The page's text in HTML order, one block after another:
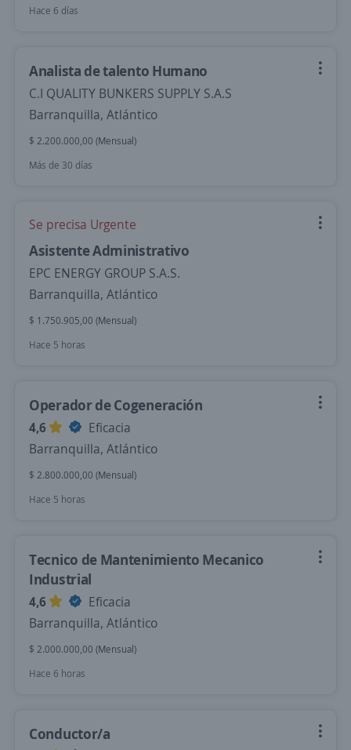
Hace 6 días
Analista de talento Humano
C.I QUALITY BUNKERS SUPPLY S.A.S
Barranquilla, Atlántico
$ 2.200.000,00 (Mensual)
Más de 30 días
Se precisa Urgente
Asistente Administrativo
EPC ENERGY GROUP S.A.S.
Barranquilla, Atlántico
$ 1.750.905,00 (Mensual)
Hace 5 horas
Operador de Cogeneración
4,6
Eficacia
Barranquilla, Atlántico
$ 2.800.000,00 (Mensual)
Hace 5 horas
Tecnico de Mantenimiento Mecanico
Industrial
4,6
Eficacia
Barranquilla, Atlántico
$ 2.000.000,00 (Mensual)
Hace 6 horas
Conductor/a